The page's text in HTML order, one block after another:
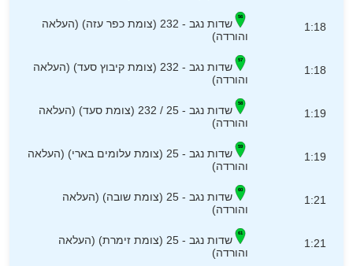
1:18
שדות נגב - 232 (צומת כפר עזה) (העלאה
והורדה)
1:18
שדות נגב - 232 (צומת קיבוץ סעד) (העלאה
והורדה)
1:19
שדות נגב - 25 / 232 (צומת סעד) (העלאה
והורדה)
1:19
שדות נגב - 25 (צומת עלומים בארי) (העלאה
והורדה)
1:21
שדות נגב - 25 (צומת שובה) (העלאה
והורדה)
1:21
שדות נגב - 25 (צומת זימרת) (העלאה
והורדה)